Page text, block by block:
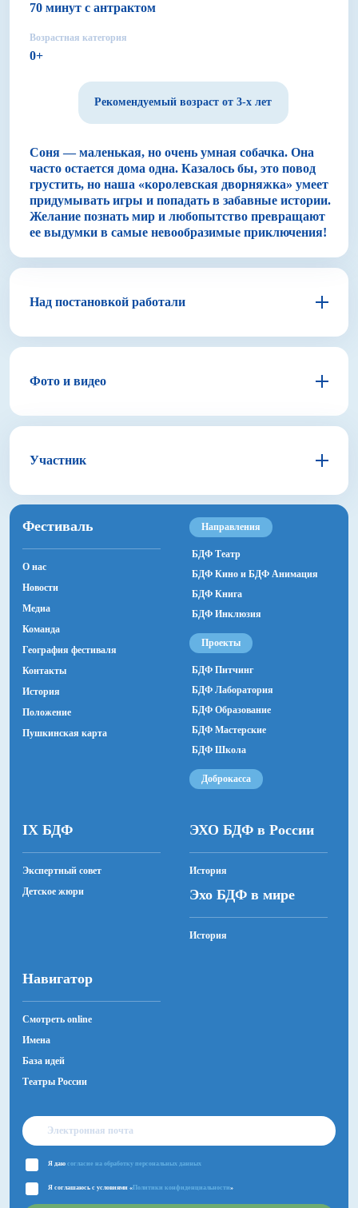
Соня — маленькая, но очень умная собачка. Она
часто остается дома одна. Казалось бы, это повод
грустить, но наша «королевская дворняжка» умеет
придумывать игры и попадать в забавные истории.
Желание познать мир и любопытство превращают
ее выдумки в самые невообразимые приключения!
70 минут с антрактом
Возрастная категория
0+
Рекомендуемый возраст от 3-х лет
Над постановкой работали
Автор
Татьяна Нерсисян
Композитор
Актеры
Наталья Кот-Кузьма / Инна Гончар, Анна
Господарик / Алина Ершова, Владислав Солодов /
Валерий Зеленский
Фото и видео
Участник
Представляем участника
Белорусский государственный
театр кукол
Фестиваль
О нас
Новости
Медиа
Команда
География фестиваля
Контакты
История
Положение
Пушкинская карта
Направления
БДФ Театр
БДФ Кино и БДФ Анимация
БДФ Книга
БДФ Инклюзия
Проекты
БДФ Питчинг
БДФ Лаборатория
БДФ Образование
БДФ Мастерские
БДФ Школа
Доброкасса
IX БДФ
Экспертный совет
Детское жюри
ЭХО БДФ в России
История
Эхо БДФ в мире
История
Навигатор
Смотреть online
Имена
База идей
Театры России
Я даю согласие на обработку персональных данных
Я соглашаюсь с условиями « Политики конфиденциальности»